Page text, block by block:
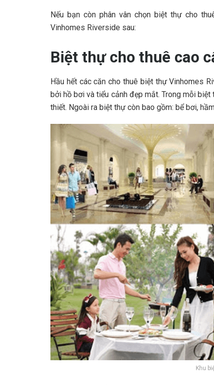
Nếu bạn còn phân vân chọn biệt thự cho
Vinhomes Riverside sau:
Biệt thự cho thuê cao
Hầu hết các căn cho thuê biệt thự Vinhomes
bởi hồ bơi và tiểu cảnh đẹp mắt. Trong mỗi
thiết. Ngoài ra biệt thự còn bao gồm: bể bơi,
Khu